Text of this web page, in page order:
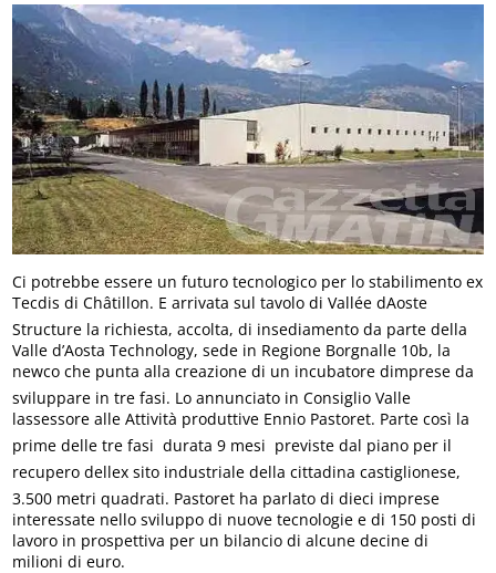
Ci potrebbe essere un futuro tecnologico per lo stabilimento ex
Tecdis di Châtillon. E arrivata sul tavolo di Vallée dAoste
Structure la richiesta, accolta, di insediamento da parte della
Valle d’Aosta Technology, sede in Regione Borgnalle 10b, la
newco che punta alla creazione di un incubatore dimprese da
sviluppare in tre fasi. Lo annunciato in Consiglio Valle
lassessore alle Attività produttive Ennio Pastoret. Parte così la
prime delle tre fasi  durata 9 mesi  previste dal piano per il
recupero dellex sito industriale della cittadina castiglionese,
3.500 metri quadrati. Pastoret ha parlato di dieci imprese
interessate nello sviluppo di nuove tecnologie e di 150 posti di
lavoro in prospettiva per un bilancio di alcune decine di
milioni di euro.